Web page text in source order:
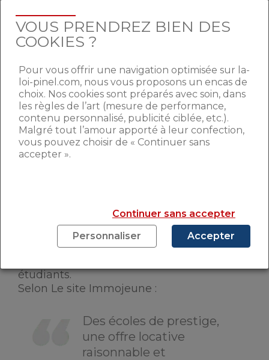
élément important pour les étudiants
site Immojeune s’est alors intéressé à ce
critère en se basant sur le nombre
habitants.
C’est la capitale Alsacienne,Strasbourg,
qui se hisse à la première place du
classement des villes les plus sûres. À la
deuxième et troisième place de ce
classement, nous retrouvons les villes de
En réunissant tous ces critères, c’estLyon
qui arrive en tête du classement des
étudiants.
Selon Le site Immojeune :
Des écoles de prestige,
une offre locative
raisonnable et
VOUS PRENDREZ BIEN DES
COOKIES ?
Pour vous offrir une navigation optimisée sur la-
loi-pinel.com, nous vous proposons un encas de
choix. Nos cookies sont préparés avec soin, dans
les règles de l’art (mesure de performance,
contenu personnalisé, publicité ciblée, etc.).
Malgré tout l’amour apporté à leur confection,
vous pouvez choisir de « Continuer sans
accepter ».
Continuer sans accepter
Personnaliser
Accepter